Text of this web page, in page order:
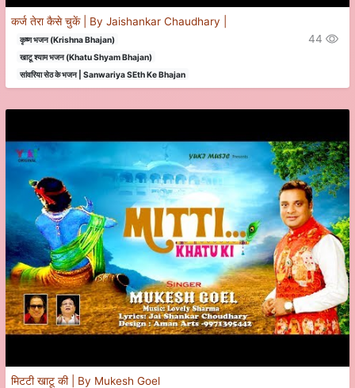
कर्ज तेरा कैसे चुकें | By Jaishankar Chaudhary |
कृष्ण भजन (Krishna Bhajan)
खाटू श्याम भजन (Khatu Shyam Bhajan)
सांवरिया सेठ के भजन | Sanwariya SEth Ke Bhajan
44
मिटटी खाटू की | By Mukesh Goel